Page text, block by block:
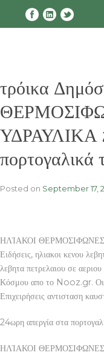
τρόικα
ΥΔΡΑΥΛΙΚΑ
πορτογαλικά
Posted on September 17,
ΗΛΊΑΚΟΙ
Ειδήσεις, ηλιακοι κενου
λεβητα πετρελαιου σε
Κόσμου απο το Nooz.gr.
Επιχειρήσεις αντισταση
24ωρη απεργία στα
ΗΛΊΑΚΟΙ